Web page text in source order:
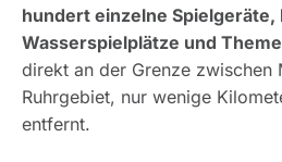
hundert einzelne
Wasserspielplätze und
direkt an der Grenze zwischen
Ruhrgebiet, nur wenige
entfernt.